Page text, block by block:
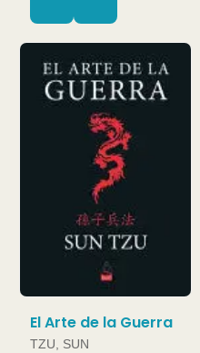
El Arte de la Guerra
TZU, SUN